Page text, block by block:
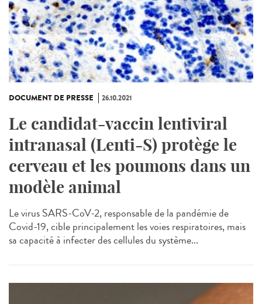
DOCUMENT DE PRESSE 26.10.2021
Le candidat-vaccin lentiviral
intranasal (Lenti-S) protège le
cerveau et les poumons dans un
modèle animal
Le virus SARS-CoV-2, responsable de la pandémie de
Covid-19, cible principalement les voies respiratoires, mais
sa capacité à infecter des cellules du système...